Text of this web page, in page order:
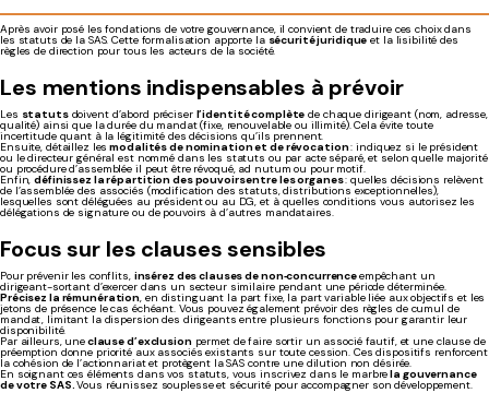
Après avoir posé les fondations de votre gouvernance, il convient de traduire ces choix dans
les statuts de la SAS. Cette formalisation apporte la sécurité juridique et la lisibilité des
règles de direction pour tous les acteurs de la société.
Les mentions indispensables à prévoir
Les statutsdoivent d’abord préciser l’identité complète de chaque dirigeant (nom, adresse,
qualité) ainsi que la durée du mandat (fixe, renouvelable ou illimité). Cela évite toute
incertitude quant à la légitimité des décisions qu’ils prennent.
Ensuite, détaillez les modalités de nomination et de révocation: indiquez si le président
ou le directeur général est nommé dans les statuts ou par acte séparé, et selon quelle majorité
ou procédure d’assemblée il peut être révoqué, ad nutum ou pour motif.
Enfin,définissez la répartition des pouvoirs entre les organes: quelles décisions relèvent
de l’assemblée des associés (modification des statuts, distributions exceptionnelles),
lesquelles sont déléguées au président ou au DG, et à quelles conditions vous autorisez les
délégations de signature ou de pouvoirs à d’autres mandataires.
Focus sur les clauses sensibles
Pour prévenir les conflits, insérez des clauses de non‑concurrenceempêchant un
dirigeant-sortant d’exercer dans un secteur similaire pendant une période déterminée.
Précisez la rémunération, en distinguant la part fixe, la part variable liée aux objectifs et les
jetons de présence le cas échéant. Vous pouvez également prévoir des règles de cumul de
mandat, limitant la dispersion des dirigeants entre plusieurs fonctions pour garantir leur
disponibilité.
Par ailleurs, uneclause d’exclusionpermet de faire sortir un associé fautif, et une clause de
préemption donne priorité aux associés existants sur toute cession. Ces dispositifs renforcent
la cohésion de l’actionnariat et protègent la SAS contre une dilution non désirée.
En soignant ces éléments dans vos statuts, vous inscrivez dans le marbrela gouvernance
de votre SAS.Vous réunissez souplesse et sécurité pour accompagner son développement.